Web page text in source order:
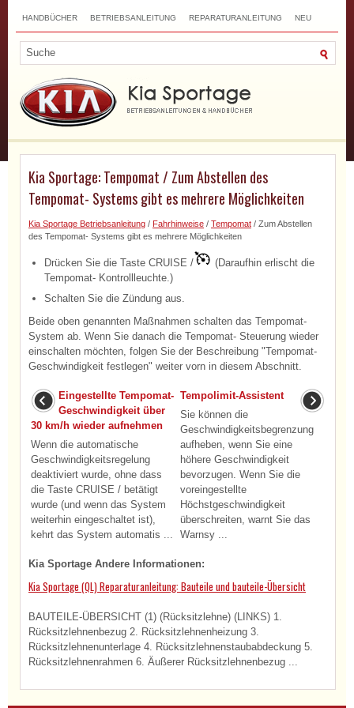
HANDBÜCHER BETRIEBSANLEITUNG REPARATURANLEITUNG NEU
Kia Sportage: Tempomat / Zum Abstellen des
Tempomat- Systems gibt es mehrere Möglichkeiten
Kia Sportage Betriebsanleitung / Fahrhinweise / Tempomat / Zum Abstellen
des Tempomat- Systems gibt es mehrere Möglichkeiten
Drücken Sie die Taste CRUISE /
(Daraufhin erlischt die
Tempomat- Kontrollleuchte.)
Schalten Sie die Zündung aus.
Beide oben genannten Maßnahmen schalten das Tempomat-
System ab. Wenn Sie danach die Tempomat- Steuerung wieder
einschalten möchten, folgen Sie der Beschreibung "Tempomat-
Geschwindigkeit festlegen" weiter vorn in diesem Abschnitt.
Eingestellte Tempomat-
Geschwindigkeit über
30 km/h wieder aufnehmen
Wenn die automatische
Geschwindigkeitsregelung
deaktiviert wurde, ohne dass
die Taste CRUISE / betätigt
wurde (und wenn das System
weiterhin eingeschaltet ist),
kehrt das System automatis ...
Tempolimit-Assistent
Sie können die
Geschwindigkeitsbegrenzung
aufheben, wenn Sie eine
höhere Geschwindigkeit
bevorzugen. Wenn Sie die
voreingestellte
Höchstgeschwindigkeit
überschreiten, warnt Sie das
Warnsy ...
Kia Sportage Andere Informationen:
Kia Sportage (QL) Reparaturanleitung: Bauteile und bauteile-Übersicht
BAUTEILE-ÜBERSICHT (1) (Rücksitzlehne) (LINKS) 1.
Rücksitzlehnenbezug 2. Rücksitzlehnenheizung 3.
Rücksitzlehnenunterlage 4. Rücksitzlehnenstaubabdeckung 5.
Rücksitzlehnenrahmen 6. Äußerer Rücksitzlehnenbezug ...